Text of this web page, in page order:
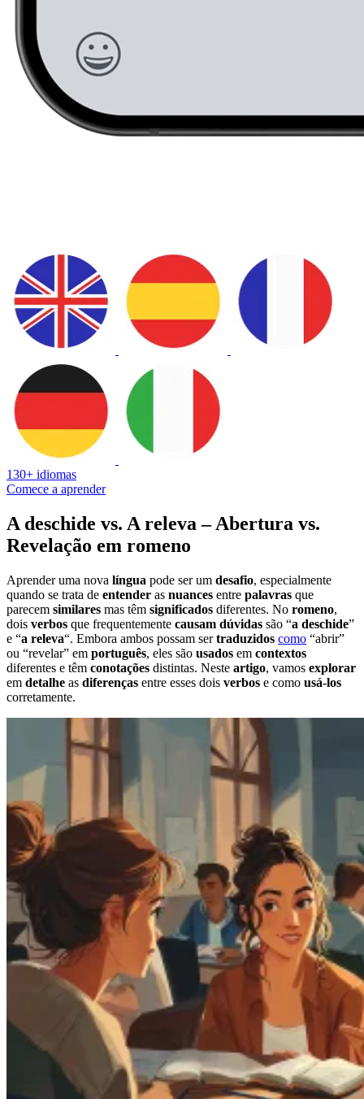
130+ idiomas
Comece a aprender
A deschide vs. A releva – Abertura vs.
Revelação em romeno
Aprender uma nova língua pode ser um desafio, especialmente
quando se trata de entender as nuances entre palavras que
parecem similares mas têm significados diferentes. No romeno,
dois verbos que frequentemente causam dúvidas são “a deschide”
e “a releva“. Embora ambos possam sertraduzidos como “abrir”
ou “revelar” em português, eles são usados em contextos
diferentes e têm conotações distintas. Neste artigo, vamos explorar
em detalhe as diferenças entre esses dois verbos e como usá-los
corretamente.